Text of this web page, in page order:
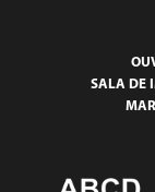
SALA DE